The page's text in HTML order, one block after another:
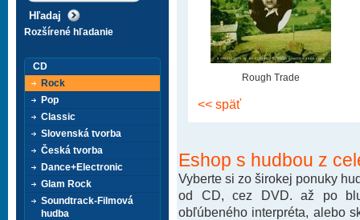
Rough Trade
<< späť
Eshop s hudbou z
Vyberte si zo širokej ponuky
od CD, cez DVD. až po
obľúbeného interpréta, alebo
Rozšírené hľadanie
CD
Rock
Pop
Classic
Slovenská tvorba
Česká tvorba
Dance+Electronic
Glam Rock
Soundtrack-Filmová
hudba